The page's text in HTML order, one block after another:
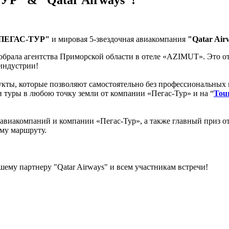
ТУР" и мировая 5-звездочная авиакомпания "Qatar
агентства Приморской области в отеле «AZIMUT». Это
которые позволяют самостоятельно без
туры в любою точку земли от компании «Пегас-Тур» и на “
и компании «Пегас-Тур», а также главный приз
маршруту.
партнеру "Qatar Airways" и всем участникам встречи!